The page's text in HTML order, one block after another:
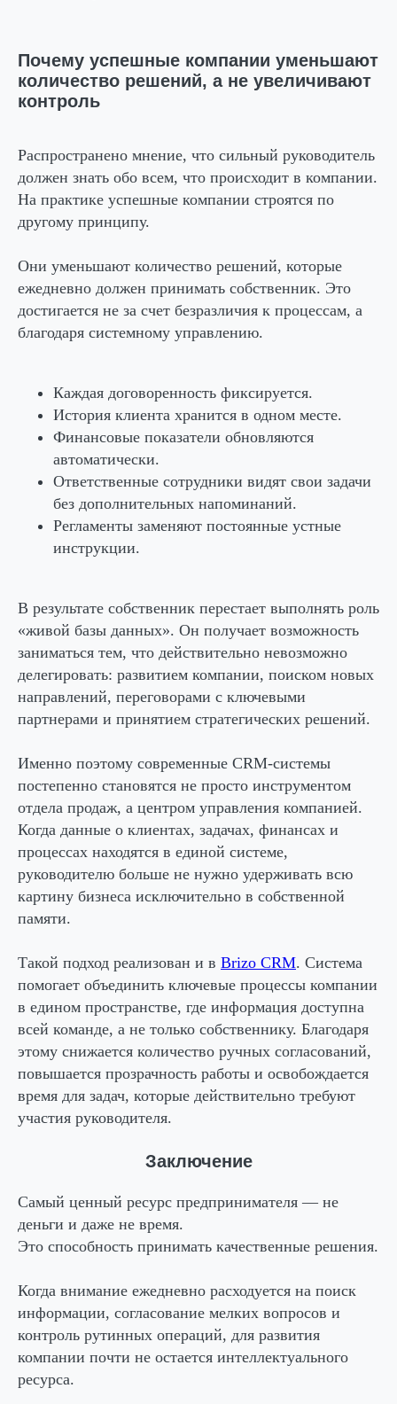
Почему успешные компании уменьшают
количество решений, а не увеличивают
контроль
Распространено мнение, что сильный руководитель
должен знать обо всем, что происходит в компании.
На практике успешные компании строятся по
другому принципу.
Они уменьшают количество решений, которые
ежедневно должен принимать собственник. Это
достигается не за счет безразличия к процессам, а
благодаря системному управлению.
Каждая договоренность фиксируется.
История клиента хранится в одном месте.
Финансовые показатели обновляются
автоматически.
Ответственные сотрудники видят свои задачи
без дополнительных напоминаний.
Регламенты заменяют постоянные устные
инструкции.
В результате собственник перестает выполнять роль
«живой базы данных». Он получает возможность
заниматься тем, что действительно невозможно
делегировать: развитием компании, поиском новых
направлений, переговорами с ключевыми
партнерами и принятием стратегических решений.
Именно поэтому современные CRM-системы
постепенно становятся не просто инструментом
отдела продаж, а центром управления компанией.
Когда данные о клиентах, задачах, финансах и
процессах находятся в единой системе,
руководителю больше не нужно удерживать всю
картину бизнеса исключительно в собственной
памяти.
Такой подход реализован и в Brizo CRM. Система
помогает объединить ключевые процессы компании
в едином пространстве, где информация доступна
всей команде, а не только собственнику. Благодаря
этому снижается количество ручных согласований,
повышается прозрачность работы и освобождается
время для задач, которые действительно требуют
участия руководителя.
Заключение
Самый ценный ресурс предпринимателя — не
деньги и даже не время.
Это способность принимать качественные решения.
Когда внимание ежедневно расходуется на поиск
информации, согласование мелких вопросов и
контроль рутинных операций, для развития
компании почти не остается интеллектуального
ресурса.